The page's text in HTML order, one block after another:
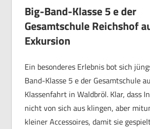
Big-Band-Klasse 5 e der
Gesamtschule Reichshof
Exkursion
Ein besonderes Erlebnis bot sich
Band-Klasse 5 e der Gesamtschule
Klassenfahrt in Waldbröl. Klar, dass
nicht von sich aus klingen, aber
kleiner Accessoires, damit sie